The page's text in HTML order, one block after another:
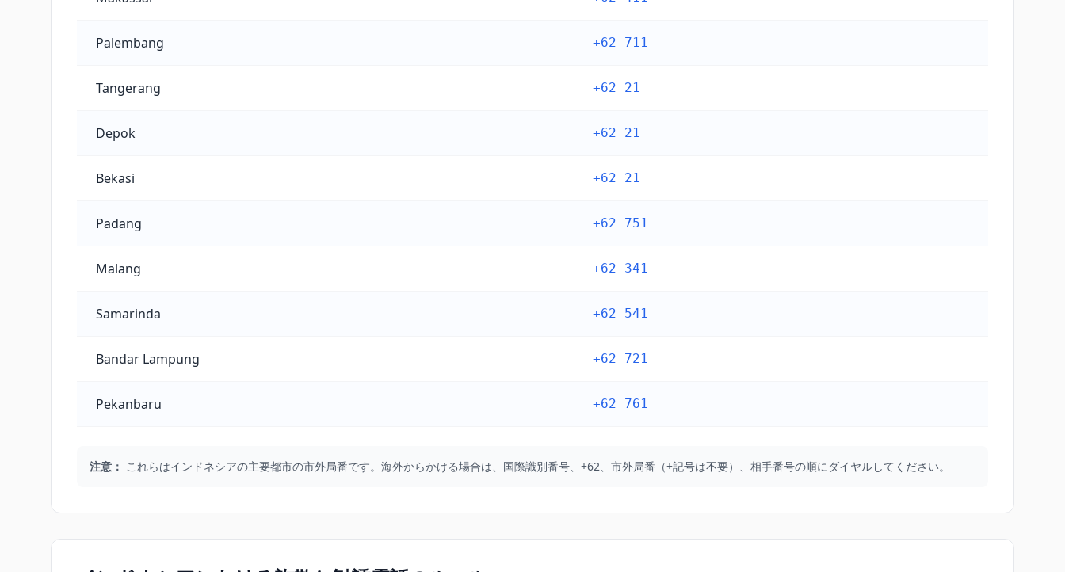
Palembang +62 711
Tangerang +62 21
Depok +62 21
Bekasi +62 21
Padang +62 751
Malang +62 341
Samarinda +62 541
Bandar Lampung +62 721
Pekanbaru +62 761
注意： これらはインドネシアの主要都市の市外局番です。海外からかける場合は、国際識別番号、+62、市外局番（+記号は不要）、相手番号の順にダイヤルしてください。